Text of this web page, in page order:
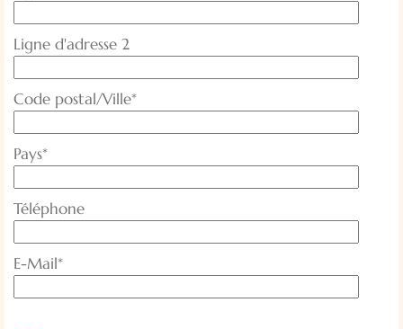
Ligne d'adresse 2
Champ
Code postal/Ville*
Champ
Pays*
Téléphone
Champ
E-Mail*